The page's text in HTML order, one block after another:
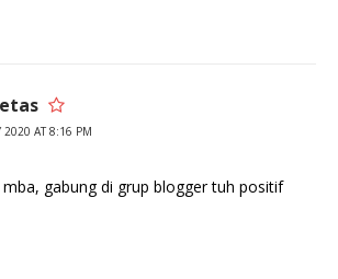
2020 AT 8:16 PM
gabung di grup blogger tuh positif